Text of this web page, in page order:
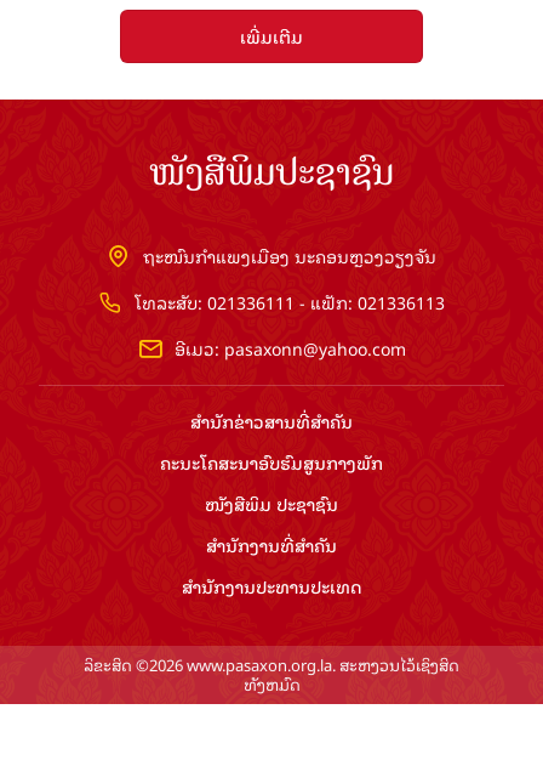
ເພີ່ມເຕີມ
ໜັງສືພິມປະຊາຊົນ
ຖະໜົນກຳແພງເມືອງ ນະຄອນຫຼວງວຽງຈັນ
ໂທລະສັບ: 021336111 - ແຟັກ: 021336113
ອີເມວ: pasaxonn@yahoo.com
ສຳ​ນັກ​ຂ່າວ​ສານ​ທີ່​ສຳ​ຄັນ​
ຄະນະໂຄສະນາອົບຮົມ​ສູນ​ກາງ​ພັກ
ໜັງສືພິມ ປະ​ຊາ​ຊົນ
ສຳ​ນັກ​ງານ​ທີ່​ສຳ​ຄັນ
ສຳ​ນັກ​ງານ​ປະ​ທານ​ປະ​ເທດ
ລິຂະສິດ ©2026 www.pasaxon.org.la. ສະຫງວນໄວ້ເຊິງສິດ
ທັງຫມົດ